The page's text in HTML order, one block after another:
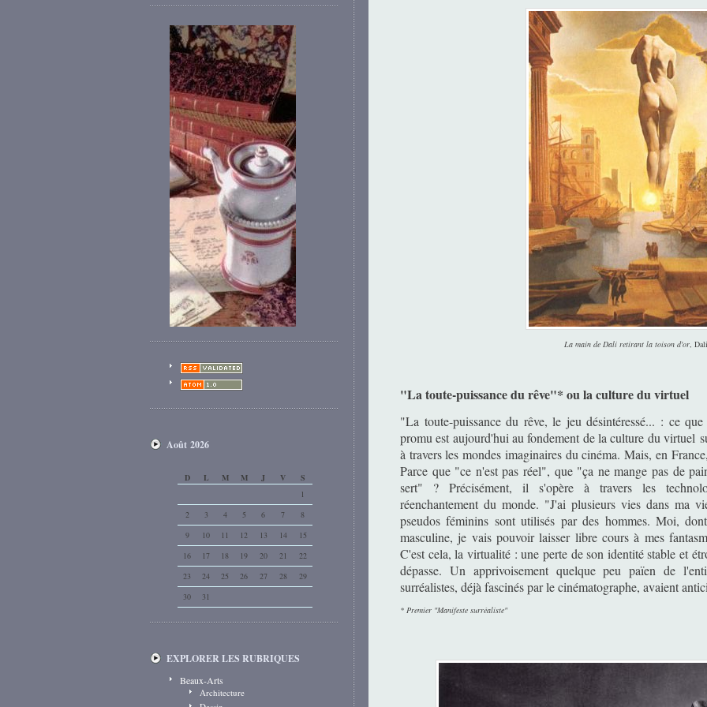
Août 2026
D L M M J V
S
1
2
3 4 5 6 7
8
9
10 11 12 13 14
15
16
17 18 19 20 21
22
23
24 25 26 27 28
29
30
31
EXPLORER LES RUBRIQUES
Beaux-Arts
Architecture
La main de Dali retirant la toison d'or, Dali
"La toute-puissance du rêve"* ou la culture du virtuel
"La toute-puissance du rêve, le jeu désintéressé... : ce
promu est aujourd'hui au fondement de la culture du virtuel
à travers les mondes imaginaires du cinéma. Mais, en
Parce que "ce n'est pas réel", que "ça ne mange pas de
sert" ? Précisément, il s'opère à travers les
réenchantement du monde. "J'ai plusieurs vies dans ma
pseudos féminins sont utilisés par des hommes. Moi,
masculine, je vais pouvoir laisser libre cours à mes
C'est cela, la virtualité : une perte de son identité stable et
dépasse. Un apprivoisement quelque peu païen de
surréalistes, déjà fascinés par le cinématographe, avaient
* Premier "Manifeste surréaliste"